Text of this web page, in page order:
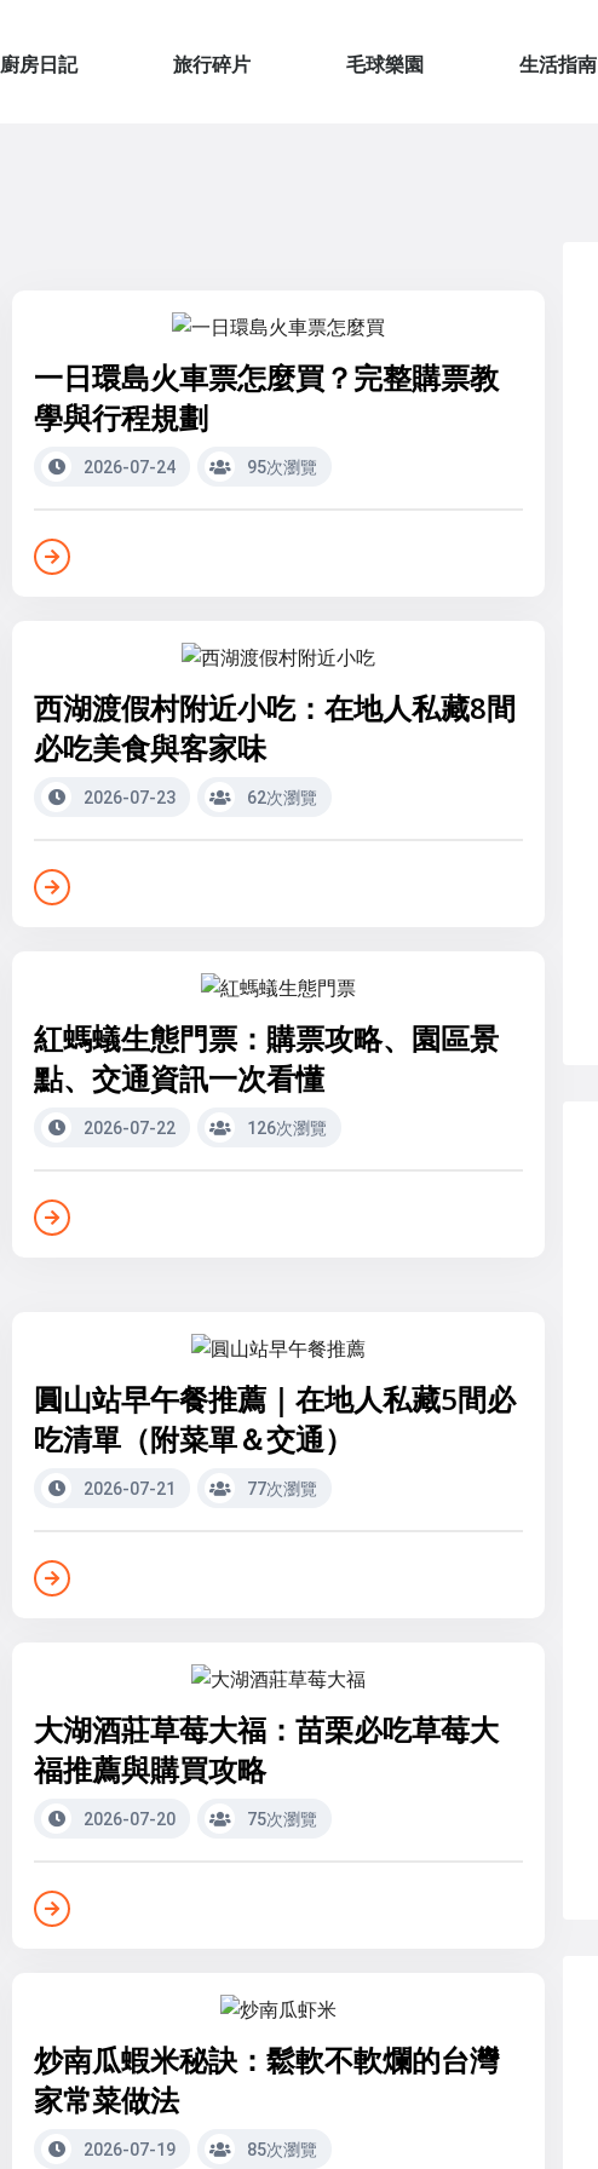
廚房日記 旅行碎片 毛球樂園 生活指南
一日環島火車票怎麼買？完整購票教
學與行程規劃
2026-07-24 95次瀏覽
西湖渡假村附近小吃：在地人私藏8間
必吃美食與客家味
2026-07-23 62次瀏覽
紅螞蟻生態門票：購票攻略、園區景
點、交通資訊一次看懂
2026-07-22 126次瀏覽
圓山站早午餐推薦｜在地人私藏5間必
吃清單（附菜單＆交通）
2026-07-21 77次瀏覽
大湖酒莊草莓大福：苗栗必吃草莓大
福推薦與購買攻略
2026-07-20 75次瀏覽
炒南瓜蝦米秘訣：鬆軟不軟爛的台灣
家常菜做法
2026-07-19 85次瀏覽